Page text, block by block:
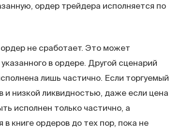
ордер трейдера исполняется по
не сработает. Это может
в ордере. Другой сценарий
лишь частично. Если торгуемый
и низкой ликвидностью, даже если цена
исполнен только частично, а
книге ордеров до тех пор, пока не